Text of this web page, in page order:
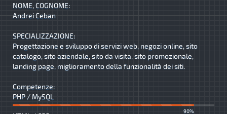
NOME, COGNOME:
Andrei Ceban
SPECIALIZZAZIONE:
Progettazione e sviluppo di servizi web, negozi online, sito
catalogo, sito aziendale, sito da visita, sito promozionale,
landing page, miglioramento della funzionalità dei siti.
Competenze:
PHP / MySQL
90%